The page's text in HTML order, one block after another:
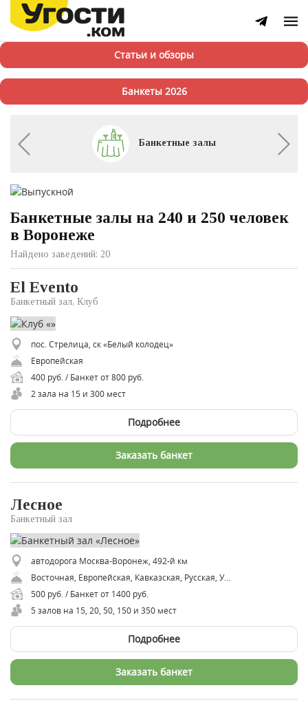
Статьи и обзоры
Банкеты 2026
Банкетные залы
Банкетные залы на 240 и 250 человек
в Воронеже
Найдено заведений: 20
El Evento
Банкетный зал, Клуб
пос. Стрелица, ск «Белый колодец»
Европейская
400 руб. / Банкет от 800 руб.
2 зала на 15 и 300 мест
Подробнее
Заказать банкет
Лесное
Банкетный зал
автодорога Москва-Воронеж, 492-й км
Восточная, Европейская, Кавказская, Русская, Узбекская, Уйгурская
500 руб. / Банкет от 1400 руб.
5 залов на 15, 20, 50, 150 и 350 мест
Подробнее
Заказать банкет